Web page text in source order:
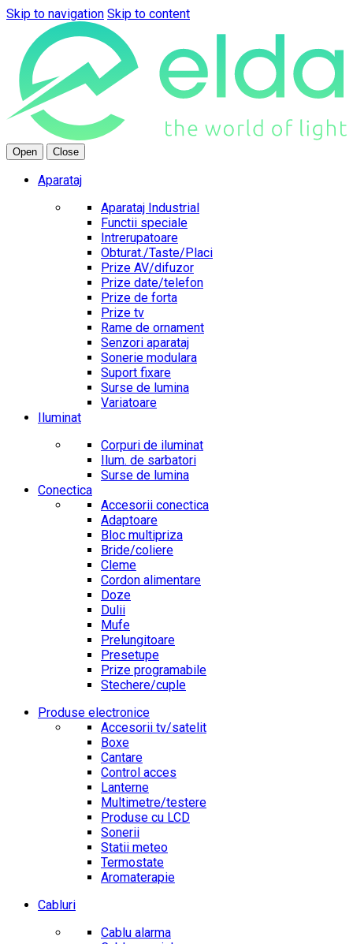
Skip to navigation Skip to content
Open Close
Aparataj
Aparataj Industrial
Functii speciale
Intrerupatoare
Obturat./Taste/Placi
Prize AV/difuzor
Prize date/telefon
Prize de forta
Prize tv
Rame de ornament
Senzori aparataj
Sonerie modulara
Suport fixare
Surse de lumina
Variatoare
Iluminat
Corpuri de iluminat
Ilum. de sarbatori
Surse de lumina
Conectica
Accesorii conectica
Adaptoare
Bloc multipriza
Bride/coliere
Cleme
Cordon alimentare
Doze
Dulii
Mufe
Prelungitoare
Presetupe
Prize programabile
Stechere/cuple
Produse electronice
Accesorii tv/satelit
Boxe
Cantare
Control acces
Lanterne
Multimetre/testere
Produse cu LCD
Sonerii
Statii meteo
Termostate
Aromaterapie
Cabluri
Cablu alarma